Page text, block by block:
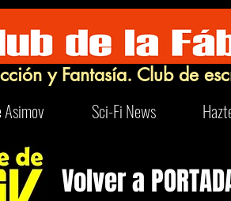
y Fantasía. Club de
Asimov Sci-Fi News
Volver a